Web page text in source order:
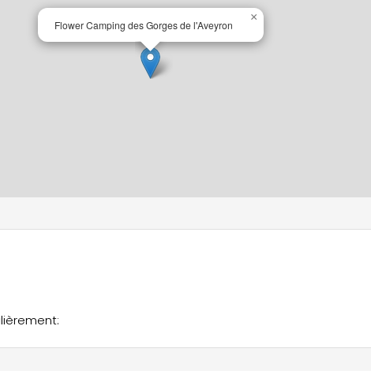
Flower Camping des Gorges de l'Aveyron
×